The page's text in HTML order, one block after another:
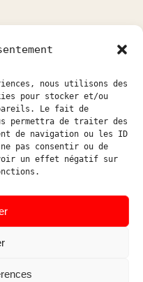
nous utilisons des
pour stocker et/ou
Le fait de
permettra de traiter des
de navigation ou les ID
pas consentir ou de
un effet négatif sur
Marseille et Aix-en-
sous 48h ouvrées.